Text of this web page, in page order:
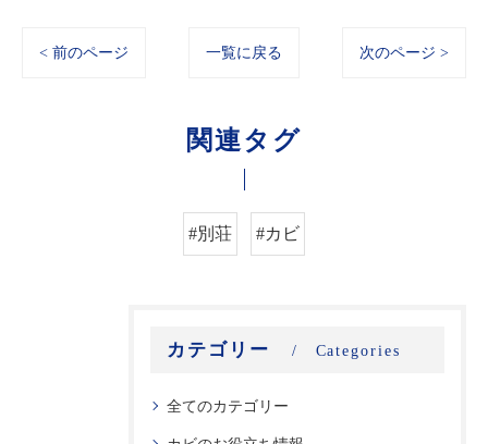
< 前のページ 一覧に戻る 次のページ >
関連タグ
#別荘 #カビ
カテゴリー Categories
全てのカテゴリー